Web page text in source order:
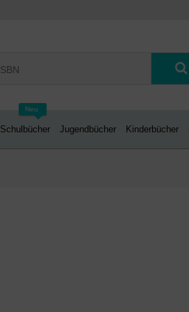
Neu
Schulbücher Jugendbücher Kinderbücher